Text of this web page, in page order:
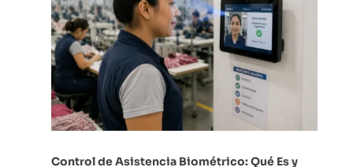
Control de Asistencia Biométrico: Qué Es y